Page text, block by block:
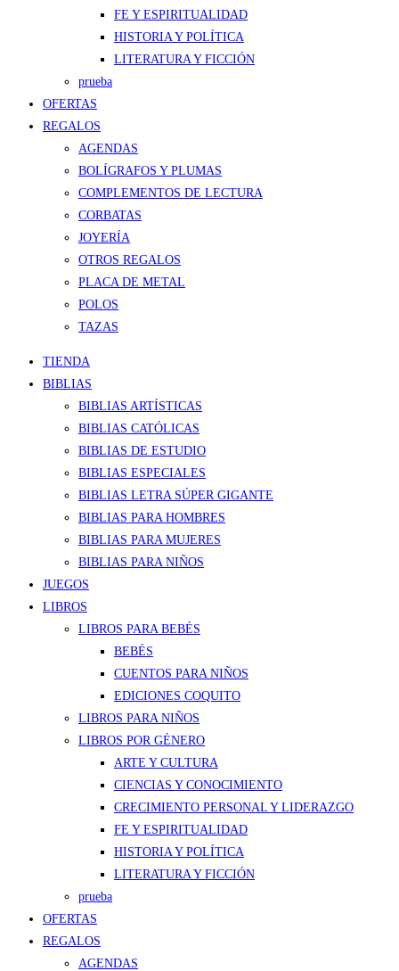
FE Y ESPIRITUALIDAD
HISTORIA Y POLÍTICA
LITERATURA Y FICCIÓN
prueba
OFERTAS
REGALOS
AGENDAS
BOLÍGRAFOS Y PLUMAS
COMPLEMENTOS DE LECTURA
CORBATAS
JOYERÍA
OTROS REGALOS
PLACA DE METAL
POLOS
TAZAS
TIENDA
BIBLIAS
BIBLIAS ARTÍSTICAS
BIBLIAS CATÓLICAS
BIBLIAS DE ESTUDIO
BIBLIAS ESPECIALES
BIBLIAS LETRA SÚPER GIGANTE
BIBLIAS PARA HOMBRES
BIBLIAS PARA MUJERES
BIBLIAS PARA NIÑOS
JUEGOS
LIBROS
LIBROS PARA BEBÉS
BEBÉS
CUENTOS PARA NIÑOS
EDICIONES COQUITO
LIBROS PARA NIÑOS
LIBROS POR GÉNERO
ARTE Y CULTURA
CIENCIAS Y CONOCIMIENTO
CRECIMIENTO PERSONAL Y LIDERAZGO
FE Y ESPIRITUALIDAD
HISTORIA Y POLÍTICA
LITERATURA Y FICCIÓN
prueba
OFERTAS
REGALOS
AGENDAS